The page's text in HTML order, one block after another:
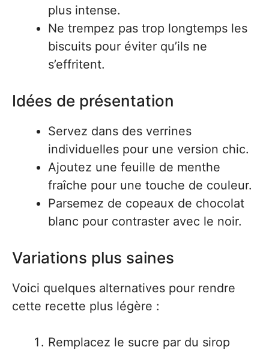
plus intense.
Ne trempez pas trop longtemps les
biscuits pour éviter qu’ils ne
s’effritent.
Idées de présentation
Servez dans des verrines
individuelles pour une version chic.
Ajoutez une feuille de menthe
fraîche pour une touche de couleur.
Parsemez de copeaux de chocolat
blanc pour contraster avec le noir.
Variations plus saines
Voici quelques alternatives pour rendre
cette recette plus légère :
Remplacez le sucre par du sirop